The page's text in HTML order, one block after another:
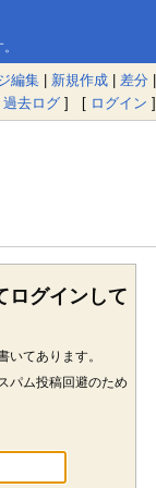
編集 | 新規作成 | 差分 |
過去ログ ] [ ログイン ]
ログインして
いてあります。
パム投稿回避のため